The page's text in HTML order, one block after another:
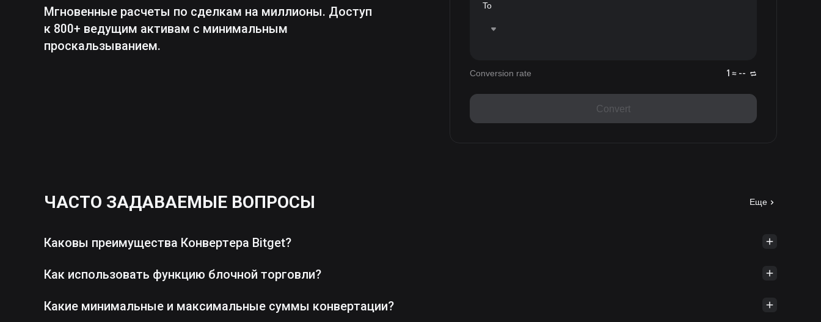
Мгновенные расчеты по сделкам на миллионы. Доступ
к 800+ ведущим активам с минимальным
проскальзыванием.
To
Conversion rate 1 ≈ --
Convert
ЧАСТО ЗАДАВАЕМЫЕ ВОПРОСЫ Еще
Каковы преимущества Конвертера Bitget?
Как использовать функцию блочной торговли?
Какие минимальные и максимальные суммы конвертации?